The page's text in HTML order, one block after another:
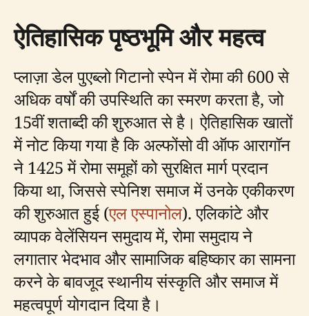
ऐतिहासिक पृष्ठभूमि और महत्व
प्लाज़ा डेल पुएब्लो गिटानो स्पेन में रोमा की 600 से
अधिक वर्षों की उपस्थिति का स्मरण करता है, जो
15वीं शताब्दी की शुरुआत से है। ऐतिहासिक खातों
में नोट किया गया है कि अल्फोंसो वी ऑफ आरागॉन
ने 1425 में रोमा समूहों को सुरक्षित मार्ग प्रदान
किया था, जिससे स्पेनिश समाज में उनके एकीकरण
की शुरुआत हुई (एल एस्पानोल). एलिकांटे और
व्यापक वेलेंसियन समुदाय में, रोमा समुदाय ने
लगातार भेदभाव और सामाजिक बहिष्कार का सामना
करने के बावजूद स्थानीय संस्कृति और समाज में
महत्वपूर्ण योगदान दिया है।